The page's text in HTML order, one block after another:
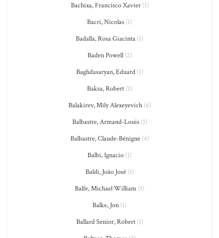
Bachixa, Francisco Xavier(1)
Bacri, Nicolas (1)
Badalla, Rosa Giacinta (1)
Baden Powell(2)
Baghdasaryan, Eduard(1)
Baksa, Robert (1)
Balakirev, Mily Alexeyevich(6)
Balbastre, Armand-Louis(1)
Balbastre, Claude-Bénigne(4)
Balbi, Ignacio (1)
Baldi, João José(1)
Balfe, Michael William (1)
Balke, Jon (1)
Ballard Senior, Robert(1)